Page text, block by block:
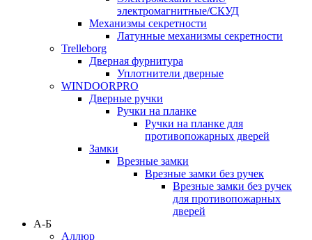
электромагнитные/СКУД
Механизмы секретности
Латунные механизмы секретности
Trelleborg
Дверная фурнитура
Уплотнители дверные
WINDOORPRO
Дверные ручки
Ручки на планке
Ручки на планке для
противопожарных дверей
Замки
Врезные замки
Врезные замки без ручек
Врезные замки без ручек
для противопожарных
дверей
А-Б
Аллюр